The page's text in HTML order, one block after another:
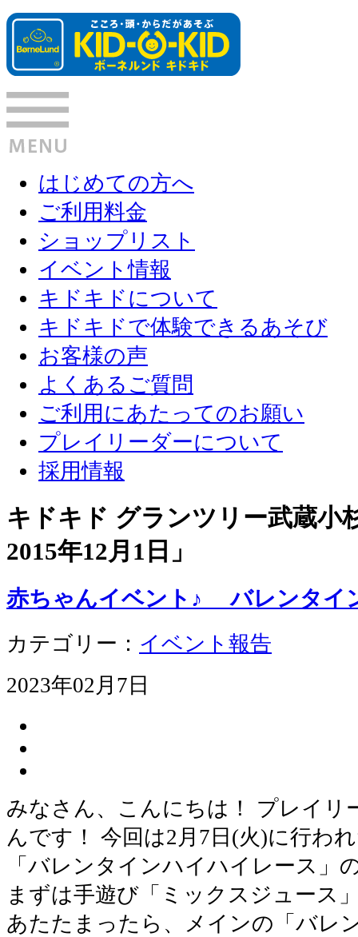
はじめての方へ
ご利用料金
ショップリスト
イベント情報
キドキドについて
キドキドで体験できるあそび
お客様の声
よくあるご質問
ご利用にあたってのお願い
プレイリーダーについて
採用情報
キドキド グランツリー武蔵
2015年12月1日 」
赤ちゃんイベント♪ バレンタイ
カテゴリー： イベント報告
2023年02月7日
みなさん、こんにちは！ プレイリ
んです！ 今回は2月7日(火)に行わ
「バレンタインハイハイレース」
まずは手遊び「ミックスジュース
あたたまったら、メインの「バレ